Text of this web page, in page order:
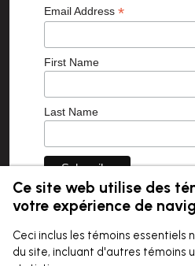
Email Address *
First Name
Last Name
Ligne éditoriale
Ce site web utilise des
votre expérience de
Ceci inclus les témoins essentiels
du site, incluant d'autres témoins